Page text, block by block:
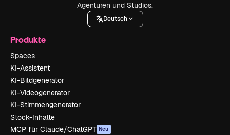
Agenturen und Studios.
Deutsch
Produkte
Spaces
KI-Assistent
KI-Bildgenerator
KI-Videogenerator
KI-Stimmengenerator
Stock-Inhalte
MCP für Claude/ChatGPT Neu